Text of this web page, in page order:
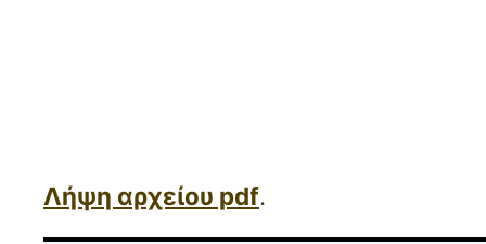
Λήψη αρχείου pdf.